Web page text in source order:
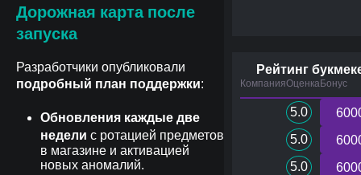
Дорожная карта после
запуска
Разработчики опубликовали
подробный план поддержки:
Обновления каждые две
недели с ротацией предметов
в магазине и активацией
новых аномалий.
Рейтинг
КомпанияОценкаБонус
5.0
5.0
5.0